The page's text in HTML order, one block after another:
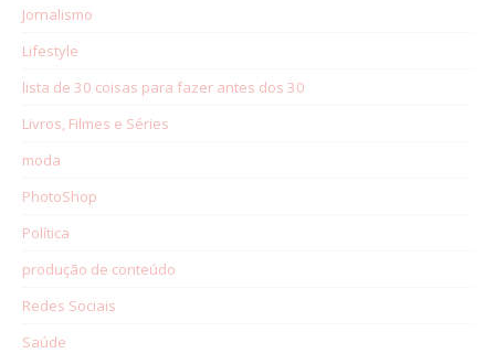
Jornalismo
Lifestyle
lista de 30 coisas para fazer antes dos 30
Livros, Filmes e Séries
moda
PhotoShop
Política
produção de conteúdo
Redes Sociais
Saúde